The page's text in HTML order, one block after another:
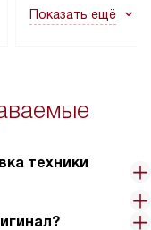
не включаются:
в условиях
Показать ещё
техники